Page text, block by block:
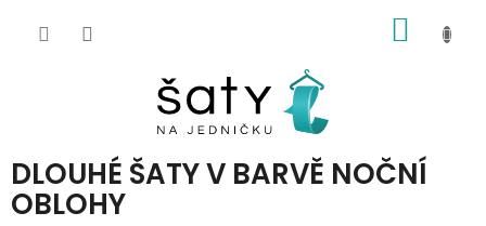
DLOUHÉ ŠATY V BARVĚ NOČNÍ
OBLOHY